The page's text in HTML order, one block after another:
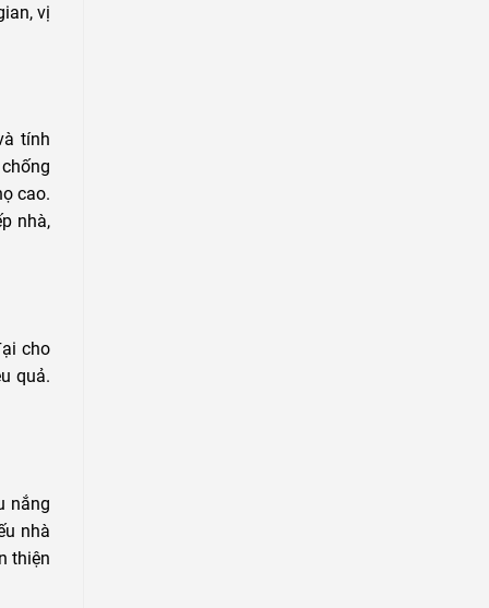
vị
tính
cao.
nhà,
cho
quả.
nắng
nhà
thiện